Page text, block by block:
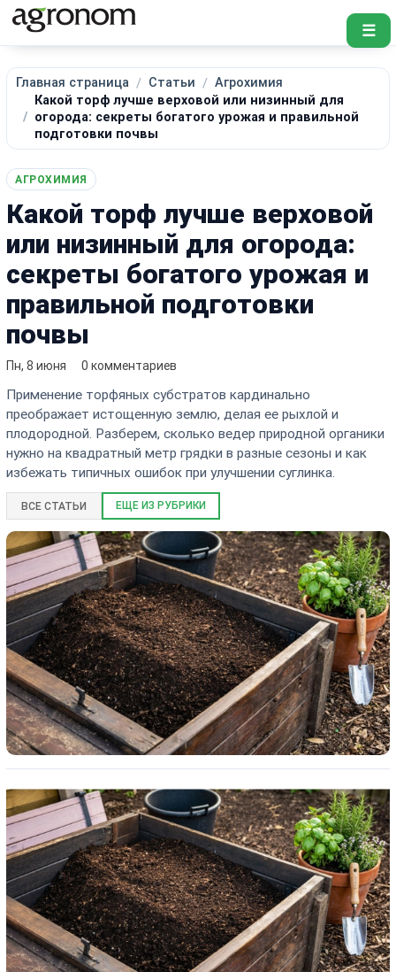
☰
Главная страница Статьи
Агрохимия
Какой торф лучше верховой или низинный для
огорода: секреты богатого урожая и правильной
подготовки почвы
АГРОХИМИЯ
Какой торф лучше верховой
или низинный для огорода:
секреты богатого урожая и
правильной подготовки
почвы
Пн, 8 июня 0 комментариев
Применение торфяных субстратов кардинально
преображает истощенную землю, делая ее рыхлой и
плодородной. Разберем, сколько ведер природной органики
нужно на квадратный метр грядки в разные сезоны и как
избежать типичных ошибок при улучшении суглинка.
ВСЕ СТАТЬИ ЕЩЕ ИЗ РУБРИКИ